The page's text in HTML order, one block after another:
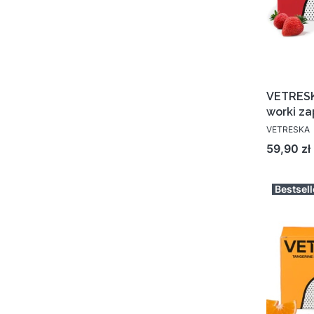
worki
rolek
VETRESKA
Cena
59,90 zł